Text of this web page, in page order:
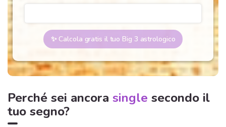
✨ Calcola gratis il tuo Big 3 astrologico
Perché sei ancora single secondo il
tuo segno?